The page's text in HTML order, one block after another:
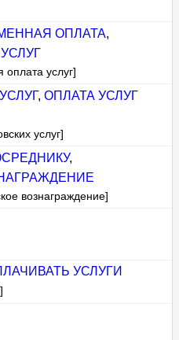
ОПЛАТА,
услуг]
, ОПЛАТА УСЛУГ
услуг]
,
вознаграждение]
УСЛУГИ